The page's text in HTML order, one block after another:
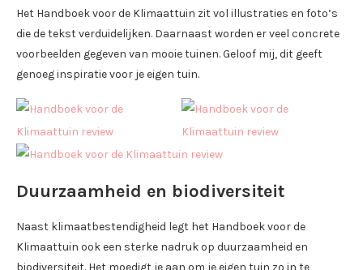
Het Handboek voor de Klimaattuin zit vol illustraties en foto’s
die de tekst verduidelijken. Daarnaast worden er veel concrete
voorbeelden gegeven van mooie tuinen. Geloof mij, dit geeft
genoeg inspiratie voor je eigen tuin.
Duurzaamheid en biodiversiteit
Naast klimaatbestendigheid legt het Handboek voor de
Klimaattuin ook een sterke nadruk op duurzaamheid en